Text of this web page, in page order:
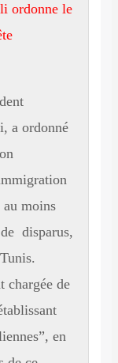
ordonne le
a ordonné
moins
disparus,
à Tunis.
chargée de
en